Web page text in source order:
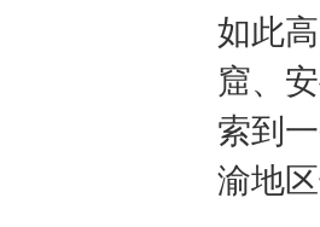
如此
窟、
索到
渝地